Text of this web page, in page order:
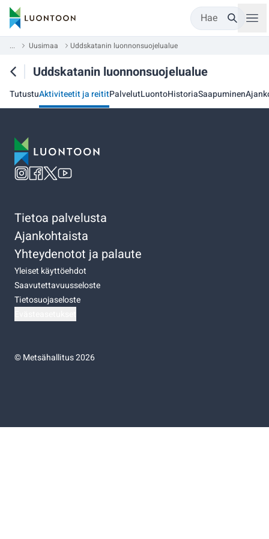
Hae
... Uusimaa Uddskatanin luonnonsuojelualue
Uddskatanin luonnonsuojelualue
TutustuAktiviteetit ja reititPalvelutLuontoHistoriaSaapuminen
Tietoa palvelusta
Ajankohtaista
Yhteydenotot ja palaute
Yleiset käyttöehdot
Saavutettavuusseloste
Tietosuojaseloste
©Metsähallitus 2026